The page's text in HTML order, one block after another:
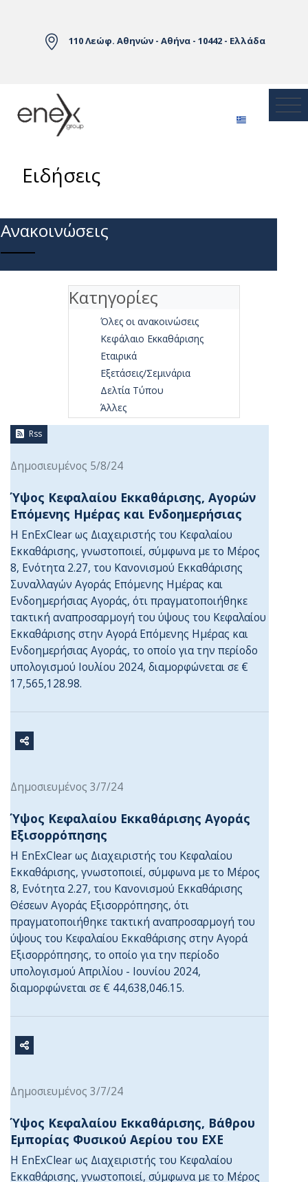
110 Λεώφ. Αθηνών - Αθήνα - 10442 - Ελλάδα
Ειδήσεις
Ανακοινώσεις
Κατηγορίες
Όλες οι ανακοινώσεις
Κεφάλαιο Εκκαθάρισης
Εταιρικά
Εξετάσεις/Σεμινάρια
Δελτία Τύπου
Άλλες
Rss
Δημοσιευμένος 5/8/24
Ύψος Κεφαλαίου Εκκαθάρισης, Αγορών
Επόμενης Ημέρας και Ενδοημερήσιας
Η EnExClear ως Διαχειριστής του Κεφαλαίου
Εκκαθάρισης, γνωστοποιεί, σύμφωνα με το Μέρος
8, Ενότητα 2.27, του Κανονισμού Εκκαθάρισης
Συναλλαγών Αγοράς Επόμενης Ημέρας και
Ενδοημερήσιας Αγοράς, ότι πραγματοποιήθηκε
τακτική αναπροσαρμογή του ύψους του Κεφαλαίου
Εκκαθάρισης στην Αγορά Επόμενης Ημέρας και
Ενδοημερήσιας Αγοράς, το οποίο για την περίοδο
υπολογισμού Ιουλίου 2024, διαμορφώνεται σε €
17,565,128.98.
Δημοσιευμένος 3/7/24
Ύψος Κεφαλαίου Εκκαθάρισης Αγοράς
Εξισορρόπησης
Η EnExClear ως Διαχειριστής του Κεφαλαίου
Εκκαθάρισης, γνωστοποιεί, σύμφωνα με το Μέρος
8, Ενότητα 2.27, του Κανονισμού Εκκαθάρισης
Θέσεων Αγοράς Εξισορρόπησης, ότι
πραγματοποιήθηκε τακτική αναπροσαρμογή του
ύψους του Κεφαλαίου Εκκαθάρισης στην Αγορά
Εξισορρόπησης, το οποίο για την περίοδο
υπολογισμού Απριλίου - Ιουνίου 2024,
διαμορφώνεται σε € 44,638,046.15.
Δημοσιευμένος 3/7/24
Ύψος Κεφαλαίου Εκκαθάρισης, Βάθρου
Εμπορίας Φυσικού Αερίου του ΕΧΕ
Η EnExClear ως Διαχειριστής του Κεφαλαίου
Εκκαθάρισης, γνωστοποιεί, σύμφωνα με το Μέρος